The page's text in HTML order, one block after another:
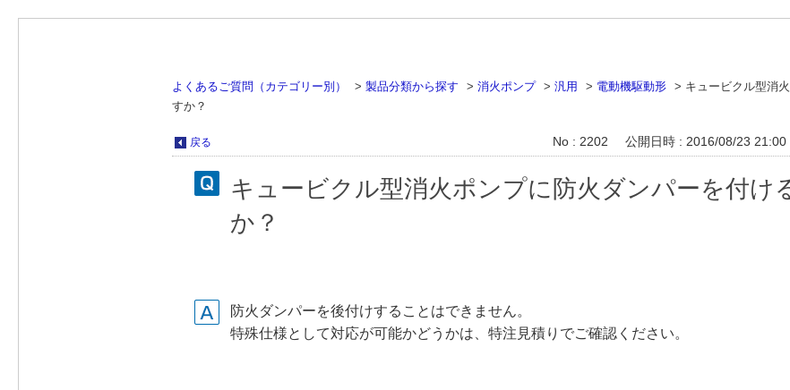
よくあるご質問（カテゴリー別） > 製品分類から探す > 消火ポンプ > 汎用 > 電動機駆動形 > キュービクル型消
すか？
戻る No : 2202 公開日時 : 2016/08/23 21:00
キュービクル型消火ポンプに防火ダンパーを付け
か？
防火ダンパーを後付けすることはできません。
特殊仕様として対応が可能かどうかは、特注見積りでご確認ください。